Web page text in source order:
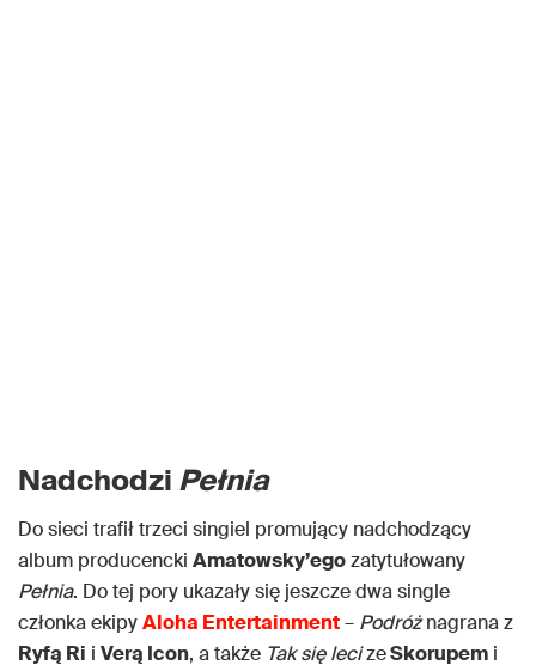
Nadchodzi Pełnia
Do sieci trafił trzeci singiel promujący nadchodzący
album producencki Amatowsky’egozatytułowany
Pełnia. Do tej pory ukazały się jeszcze dwa single
członka ekipyAloha Entertainment– Podróżnagrana z
Ryfą Ri i Verą Icon, a także Tak się lecizeSkorupem i